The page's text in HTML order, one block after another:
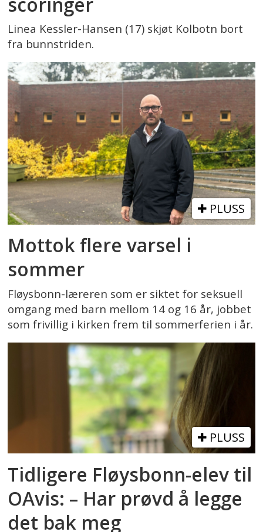
Linea Kessler-Hansen (17) skjøt Kolbotn bort
fra bunnstriden.
PLUSS
Mottok flere varsel i
sommer
Fløysbonn-læreren som er siktet for seksuell
omgang med barn mellom 14 og 16 år, jobbet
som frivillig i kirken frem til sommerferien i år.
PLUSS
Tidligere Fløysbonn-elev til
OAvis: – Har prøvd å legge
det bak meg